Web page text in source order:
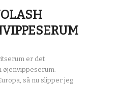
er det
øjenvippeserum.
så nu slipper jeg